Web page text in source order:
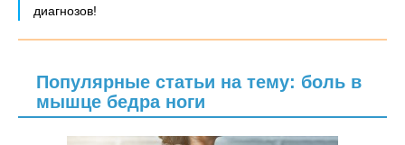
диагнозов!
Популярные статьи на тему: боль в
мышце бедра ноги